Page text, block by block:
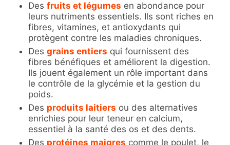
Des fruits et légumes en abondance pour
leurs nutriments essentiels. Ils sont riches en
fibres, vitamines, et antioxydants qui
protègent contre les maladies chroniques.
Des grains entiers qui fournissent des
fibres bénéfiques et améliorent la digestion.
Ils jouent également un rôle important dans
le contrôle de la glycémie et la gestion du
poids.
Des produits laitiers ou des alternatives
enrichies pour leur teneur en calcium,
essentiel à la santé des os et des dents.
Des protéines maigres comme le poulet, le